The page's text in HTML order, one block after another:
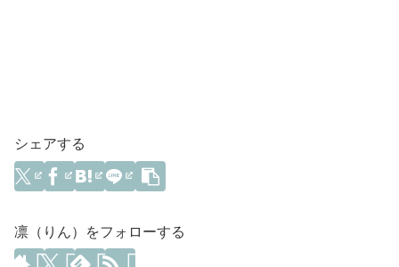
シェアする
凛（りん）をフォローする